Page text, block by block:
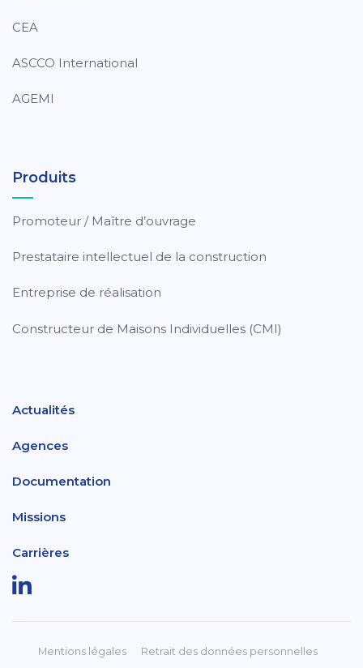
CEA
ASCCO International
AGEMI
Produits
Promoteur / Maître d’ouvrage
Prestataire intellectuel de la construction
Entreprise de réalisation
Constructeur de Maisons Individuelles (CMI)
Actualités
Agences
Documentation
Missions
Carrières
Mentions légales Retrait des données personnelles